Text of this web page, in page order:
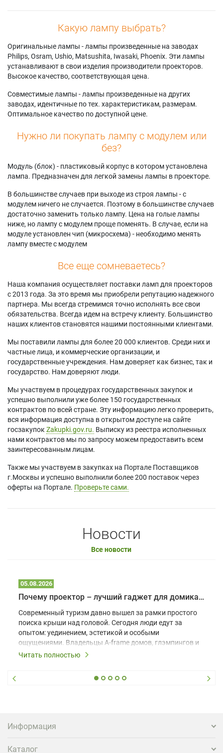
Какую лампу выбрать?
Оригинальные лампы - лампы произведенные на заводах
Philips, Osram, Ushio, Matsushita, Iwasaki, Phoenix. Эти лампы
устанавливают в свои изделия производители проекторов.
Высокое качество, соответствующая цена.
Совместимые лампы - лампы произведенные на других
заводах, идентичные по тех. характеристикам, размерам.
Оптимальное качество по доступной цене.
Нужно ли покупать лампу с модулем или
без?
Модуль (блок) - пластиковый корпус в котором установлена
лампа. Предназначен для легкой замены лампы в проекторе.
В большинстве случаев при выходе из строя лампы - с
модулем ничего не случается. Поэтому в большинстве случаев
достаточно заменить только лампу. Цена на голые лампы
ниже, но лампу с модулем проще поменять. В случае, если на
модуле установлен чип (микросхема) - необходимо менять
лампу вместе с модулем
Все еще сомневаетесь?
Наша компания осуществляет поставки ламп для проекторов
с 2013 года. За это время мы приобрели репутацию надежного
партнера. Мы всегда стремимся точно исполнять все свои
обязательства. Всегда идем на встречу клиенту. Большинство
наших клиентов становятся нашими постоянными клиентами.
Мы поставили лампы для более 20 000 клиентов. Среди них и
частные лица, и коммерческие организации, и
государственные учреждения. Нам доверяет как бизнес, так и
государство. Нам доверяют люди.
Мы участвуем в процедурах государственных закупок и
успешно выполнили уже более 150 государственных
контрактов по всей стране. Эту информацию легко проверить,
вся информация доступна в открытом доступе на сайте
госзакупок Zakupki.gov.ru. Выписку из реестра исполненных
нами контрактов мы по запросу можем предоставить всем
заинтересованным лицам.
Также мы участвуем в закупках на Портале Поставщиков
г.Москвы и успешно выполнили более 200 поставок через
оферты на Портале. Проверьте сами.
Новости
Все новости
05.08.2026
Почему проектор – лучший гаджет для домика в глэмпинге
Современный туризм давно вышел за рамки простого
поиска крыши над головой. Сегодня люди едут за
опытом: уединением, эстетикой и особыми
ощущениями. Владельцы A-frame домов, глэмпингов и
шале понимают, что конкуренция растет, и
вернуться и поделиться впечатлениями в соцсетях,
проектора.
Читать полностью
Информация
Каталог